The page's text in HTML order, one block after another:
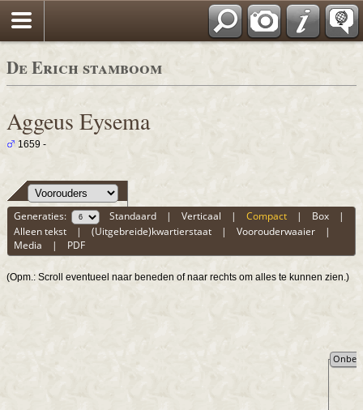
De Erich stamboom
Aggeus Eysema
1659 -
Generaties: Standaard |Verticaal |Compact | Box |
Alleen tekst |(Uitgebreide)kwartierstaat |Voorouderwaaier |
Media | PDF
(Opm.: Scroll eventueel naar beneden of naar rechts om alles te kunnen zien.)